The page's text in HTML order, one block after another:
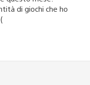
di giochi che ho